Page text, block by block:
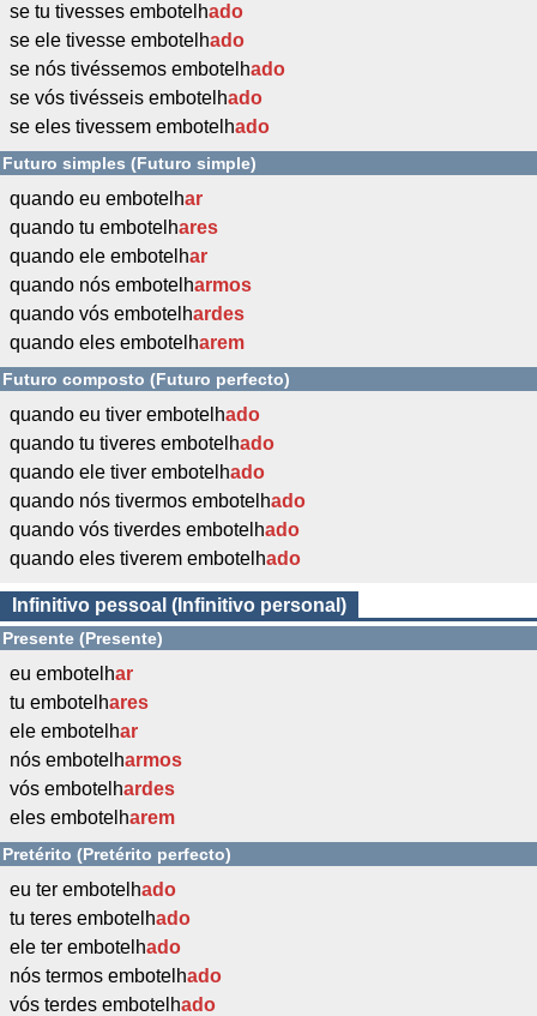
se tu tivesses embotelhado
se ele tivesse embotelhado
se nós tivéssemos embotelhado
se vós tivésseis embotelhado
se eles tivessem embotelhado
Futuro simples (Futuro simple)
quando eu embotelhar
quando tu embotelhares
quando ele embotelhar
quando nós embotelharmos
quando vós embotelhardes
quando eles embotelharem
Futuro composto (Futuro perfecto)
quando eu tiver embotelhado
quando tu tiveres embotelhado
quando ele tiver embotelhado
quando nós tivermos embotelhado
quando vós tiverdes embotelhado
quando eles tiverem embotelhado
Infinitivo pessoal (Infinitivo personal)
Presente (Presente)
eu embotelhar
tu embotelhares
ele embotelhar
nós embotelharmos
vós embotelhardes
eles embotelharem
Pretérito (Pretérito perfecto)
eu ter embotelhado
tu teres embotelhado
ele ter embotelhado
nós termos embotelhado
vós terdes embotelhado